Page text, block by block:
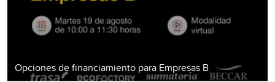
Opciones de financiamiento para Empresas B